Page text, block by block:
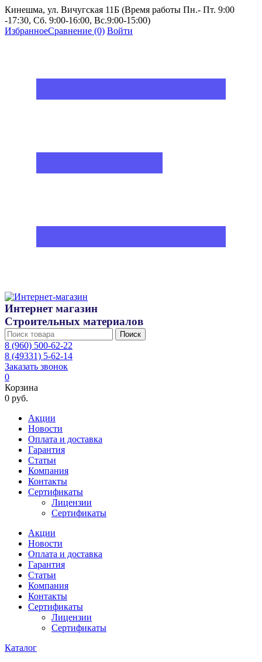
Кинешма, ул. Вичугская 11Б (Время работы Пн.- Пт. 9:00
-17:30, Сб. 9:00-16:00, Вс.9:00-15:00)
ИзбранноеСравнение (0) Войти
Интернет магазин
Строительных материалов
Поиск
8 (960) 500-62-22
8 (49331) 5-62-14
Заказать звонок
0
Корзина
0 руб.
Акции
Новости
Оплата и доставка
Гарантия
Статьи
Компания
Контакты
Сертификаты
Лицензии
Сертификаты
Акции
Новости
Оплата и доставка
Гарантия
Статьи
Компания
Контакты
Сертификаты
Лицензии
Сертификаты
Каталог